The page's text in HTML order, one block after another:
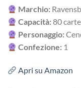
Marchio:
Capacità:80 carte
Personaggio:
Confezione: 1
Apri su Amazon